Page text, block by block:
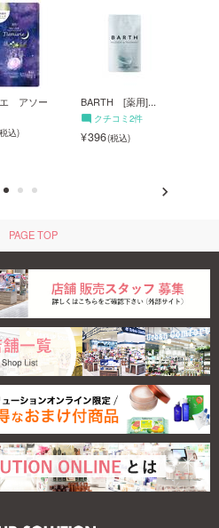
アソー
BARTH [薬用]...
クチコミ2件
396
PAGE TOP